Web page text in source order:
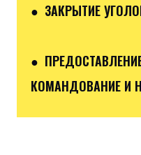
● ЗАКРЫТИЕ
●
КОМАНДОВАНИЕ И